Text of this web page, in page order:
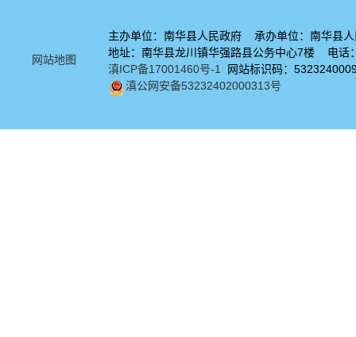
网站地图
主办单位：南华县人民政府 承办单位：南华县人
地址：南华县龙川镇华强路县公务中心7楼 电
滇ICP备17001460号-1
网站标识码：
滇公网安备53232402000313号